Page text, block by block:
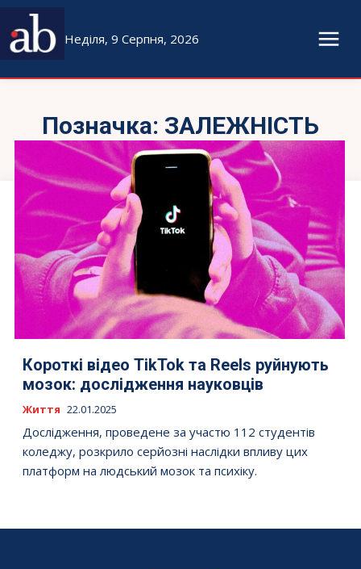
Неділя, 9 Серпня, 2026
Позначка: ЗАЛЕЖНІСТЬ
Короткі відео TikTok та Reels руйнують
мозок: дослідження науковців
Життя 22.01.2025
Дослідження, проведене за участю 112 студентів
коледжу, розкрило серйозні наслідки впливу цих
платформ на людський мозок та психіку.